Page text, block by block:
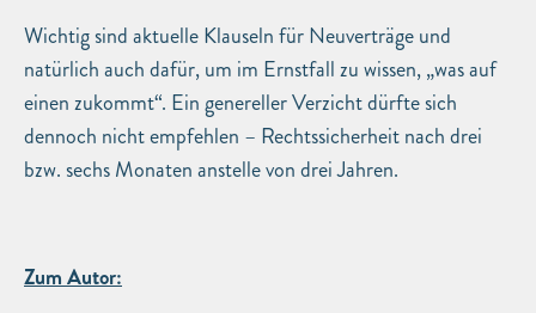
Wichtig sind aktuelle Klauseln für Neuverträge und
natürlich auch dafür, um im Ernstfall zu wissen, „was auf
einen zukommt“. Ein genereller Verzicht dürfte sich
dennoch nicht empfehlen – Rechtssicherheit nach drei
bzw. sechs Monaten anstelle von drei Jahren.
Zum Autor: